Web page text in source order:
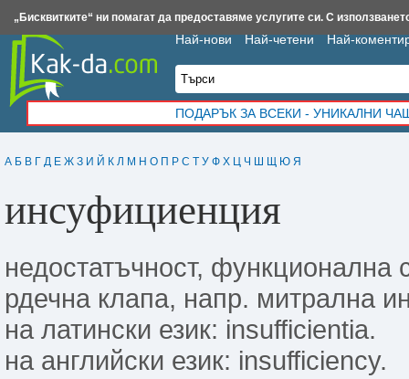
А Б В Г Д Е Ж З И Й К Л М Н О П Р С Т У Ф Х Ц Ч Ш Щ Ю Я
инсуфициенция
не­достатъчност,
рдечна клапа, напр. митрална
на латински език: insufficientia.
на английски език: insufficiency.
Най-нови Най-четени Най-
ПОДАРЪК ЗА ВСЕКИ - УНИКАЛНИ
Insert.bg Framar.bg Kak-da.com Iztochnik.com BauBau.bg NewAge.bg
„Бисквитките“ ни помагат да предоставяме услугите си. С